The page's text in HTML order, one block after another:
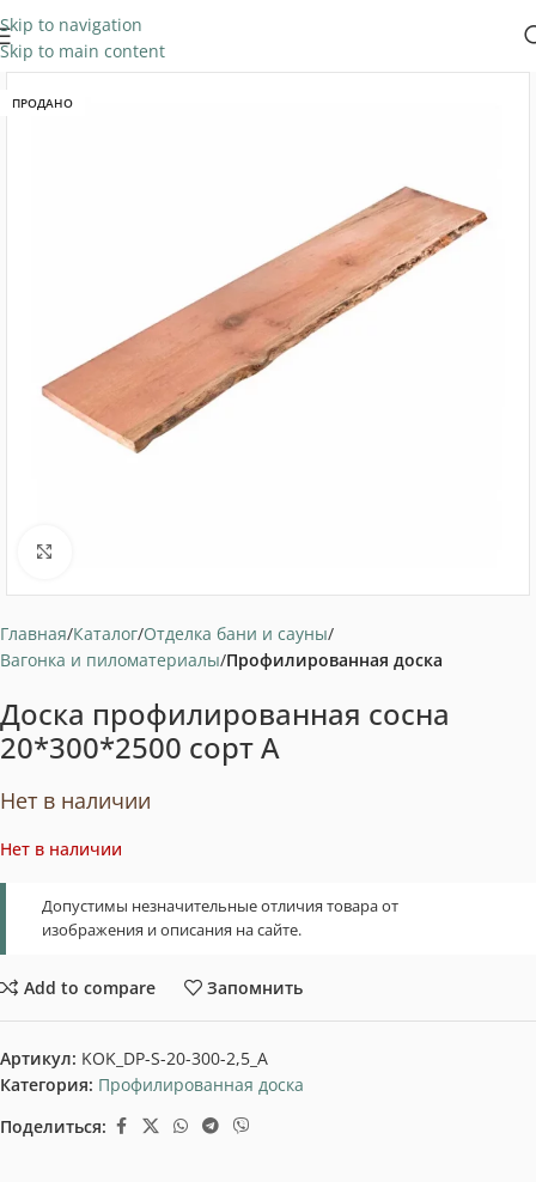
Skip to navigation
Skip to main content
ПРОДАНО
Главная Каталог Отделка бани и сауны
Вагонка и пиломатериалы Профилированная доска
Доска профилированная сосна
20*300*2500 сорт А
Нет в наличии
Нет в наличии
Допустимы незначительные отличия товара от
изображения и описания на сайте.
Add to compare Запомнить
Артикул: KOK_DP-S-20-300-2,5_A
Категория: Профилированная доска
Поделиться: